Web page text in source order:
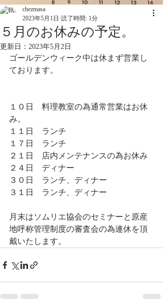
５月のお休みの予定。
chezmasa
2023年5月1日 読了時間: 1分
更新日： 2023年5月2日
ゴールデンウィーク中は休まず営業し
ております。
１０日　料理教室の為通常営業はお休
み。
１１日　ランチ
１７日　ランチ
２１日　店内メンテナンスの為お休み
２４日　ディナー
３０日　ランチ、ディナー
３１日　ランチ、ディナー
月末はソムリエ協会のセミナーと原産
地呼称管理制度の審査会の為連休を頂
戴いたします。